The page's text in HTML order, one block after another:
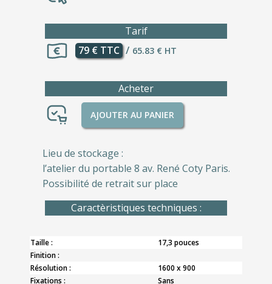
Tarif
79 € TTC / 65.83 € HT
Acheter
AJOUTER AU PANIER
Lieu de stockage :
l’atelier du portable 8 av. René Coty Paris.
Possibilité de retrait sur place
Caractèristiques techniques :
Taille :
17,3 pouces
Finition :
Résolution :
1600 x 900
Fixations :
Sans